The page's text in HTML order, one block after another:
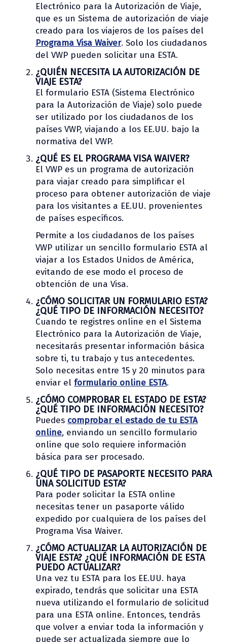
Electrónico para la Autorización de Viaje,
que es un Sistema de autorización de viaje
creado para los viajeros de los países del
Programa Visa Waiver. Solo los ciudadanos
del VWP pueden solicitar una ESTA.
¿QUIÉN NECESITA LA AUTORIZACIÓN DE
VIAJE ESTA?
El formulario ESTA (Sistema Electrónico
para la Autorización de Viaje) solo puede
ser utilizado por los ciudadanos de los
países VWP, viajando a los EE.UU. bajo la
normativa del VWP.
¿QUÉ ES EL PROGRAMA VISA WAIVER?
El VWP es un programa de autorización
para viajar creado para simplificar el
proceso para obtener autorización de viaje
para los visitantes a EE.UU. provenientes
de países específicos.
Permite a los ciudadanos de los países
VWP utilizar un sencillo formulario ESTA al
viajar a los Estados Unidos de América,
evitando de ese modo el proceso de
obtención de una Visa.
¿CÓMO SOLICITAR UN FORMULARIO ESTA?
¿QUÉ TIPO DE INFORMACIÓN NECESITO?
Cuando te registres online en el Sistema
Electrónico para la Autorización de Viaje,
necesitarás presentar información básica
sobre ti, tu trabajo y tus antecedentes.
Solo necesitas entre 15 y 20 minutos para
enviar el formulario online ESTA.
¿CÓMO COMPROBAR EL ESTADO DE ESTA?
¿QUÉ TIPO DE INFORMACIÓN NECESITO?
Puedes comprobar el estado de tu ESTA
online, enviando un sencillo formulario
online que solo requiere información
básica para ser procesado.
¿QUÉ TIPO DE PASAPORTE NECESITO PARA
UNA SOLICITUD ESTA?
Para poder solicitar la ESTA online
necesitas tener un pasaporte válido
expedido por cualquiera de los países del
Programa Visa Waiver.
¿CÓMO ACTUALIZAR LA AUTORIZACIÓN DE
VIAJE ESTA? ¿QUÉ INFORMACIÓN DE ESTA
PUEDO ACTUALIZAR?
Una vez tu ESTA para los EE.UU. haya
expirado, tendrás que solicitar una ESTA
nueva utilizando el formulario de solicitud
para una ESTA online. Entonces, tendrás
que volver a enviar toda la información y
puede ser actualizada siempre que lo